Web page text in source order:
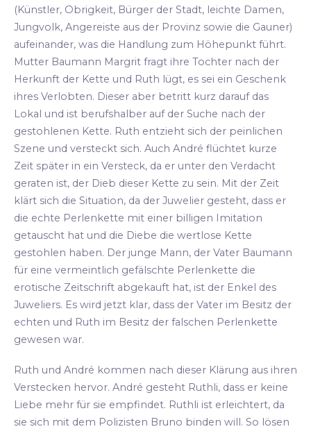
(Künstler, Obrigkeit, Bürger der Stadt, leichte Damen,
Jungvolk, Angereiste aus der Provinz sowie die Gauner)
aufeinander, was die Handlung zum Höhepunkt führt.
Mutter Baumann Margrit fragt ihre Tochter nach der
Herkunft der Kette und Ruth lügt, es sei ein Geschenk
ihres Verlobten. Dieser aber betritt kurz darauf das
Lokal und ist berufshalber auf der Suche nach der
gestohlenen Kette. Ruth entzieht sich der peinlichen
Szene und versteckt sich. Auch André flüchtet kurze
Zeit später in ein Versteck, da er unter den Verdacht
geraten ist, der Dieb dieser Kette zu sein. Mit der Zeit
klärt sich die Situation, da der Juwelier gesteht, dass er
die echte Perlenkette mit einer billigen Imitation
getauscht hat und die Diebe die wertlose Kette
gestohlen haben. Der junge Mann, der Vater Baumann
für eine vermeintlich gefälschte Perlenkette die
erotische Zeitschrift abgekauft hat, ist der Enkel des
Juweliers. Es wird jetzt klar, dass der Vater im Besitz der
echten und Ruth im Besitz der falschen Perlenkette
gewesen war.
Ruth und André kommen nach dieser Klärung aus ihren
Verstecken hervor. André gesteht Ruthli, dass er keine
Liebe mehr für sie empfindet. Ruthli ist erleichtert, da
sie sich mit dem Polizisten Bruno binden will. So lösen